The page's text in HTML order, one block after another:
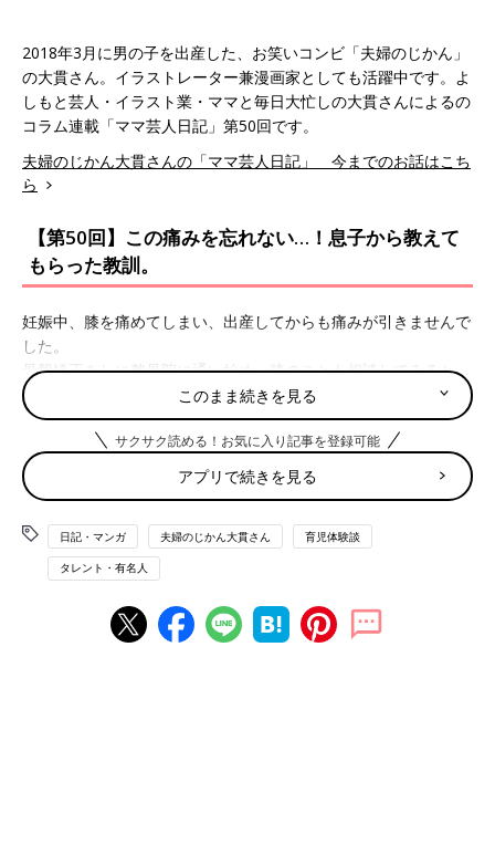
2018年3月に男の子を出産した、お笑いコンビ「夫婦のじかん」
の大貫さん。イラストレーター兼漫画家としても活躍中です。よ
しもと芸人・イラスト業・ママと毎日大忙しの大貫さんによるの
コラム連載「ママ芸人日記」第50回です。
夫婦のじかん大貫さんの「ママ芸人日記」 今までのお話はこち
ら
【第50回】この痛みを忘れない…！息子から教えて
もらった教訓。
妊娠中、膝を痛めてしまい、出産してからも痛みが引きませんで
した。
骨盤矯正をしに整骨院に通い始め、膝のことも相談してみると、
妊娠中の骨盤の広がりで、膝の方へも影響が出ていると言われま
した。
何度か通ううちに、如実に効果が出始め、走ることもできるくら
いまで回復しました。
整骨院にて、日常的にストレッチをすることが大切だと教えら
膝や腰、そして肩こりに効果的なストレッチを家でやってみる
小学生の頃、体育や部活でストレッチをする際、「こんな、痛く
も何ともないものが一体どんな効果があるんだろう…面倒くさい
このまま続きを見る
サクサク読める！お気に入り記事を登録可能
アプリで続きを見る
日記・マンガ 夫婦のじかん大貫さん 育児体験談
タレント・有名人